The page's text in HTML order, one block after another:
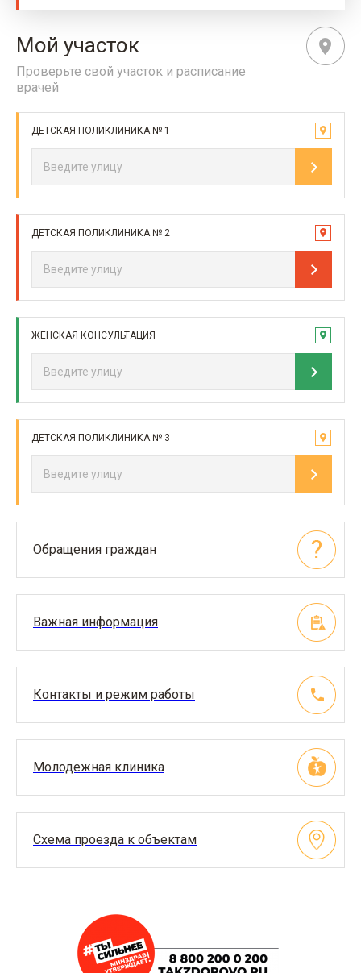
Мой участок
Проверьте свой участок и расписание
врачей
ДЕТСКАЯ ПОЛИКЛИНИКА № 1
ДЕТСКАЯ ПОЛИКЛИНИКА № 2
ЖЕНСКАЯ КОНСУЛЬТАЦИЯ
ДЕТСКАЯ ПОЛИКЛИНИКА № 3
Обращения граждан
Важная информация
Контакты и режим работы
Молодежная клиника
Схема проезда к объектам